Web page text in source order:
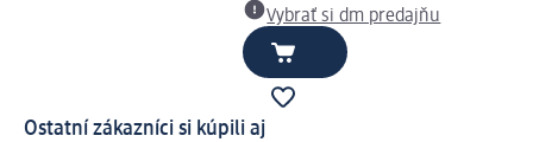
Vybrať si dm predajňu
Ostatní zákazníci si kúpili aj